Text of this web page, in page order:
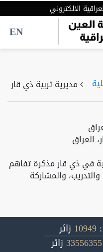
الالكتروني
EN
مديرية تربية ذي قار
العراق
في ذي قار مذكرة تفاهم
والمشاركة
10949 زائر
33556355 زائر